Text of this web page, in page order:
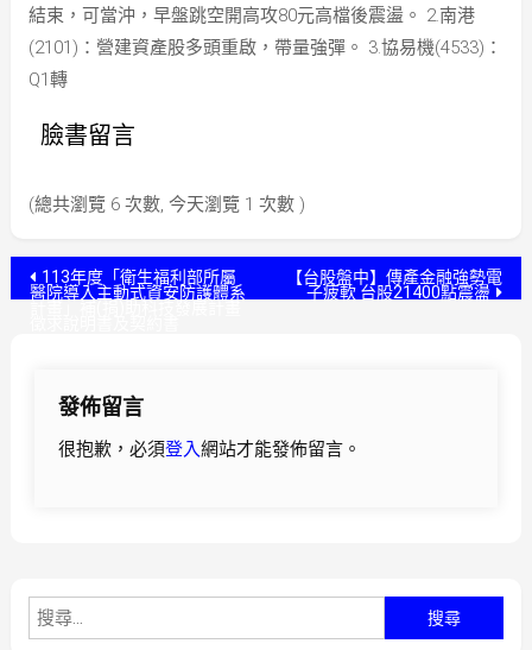
結束，可當沖，早盤跳空開高攻80元高檔後震盪。 2.南港
(2101)：營建資產股多頭重啟，帶量強彈。 3.協易機(4533)：
Q1轉
臉書留言
(總共瀏覽 6 次數, 今天瀏覽 1 次數 )
文113年度「衛生福利部所屬
醫院導入主動式資安防護體系
【台股盤中】傳產金融強勢電
子疲軟 台股21400點震盪
發佈留言
很抱歉，必須登入網站才能發佈留言。
尋